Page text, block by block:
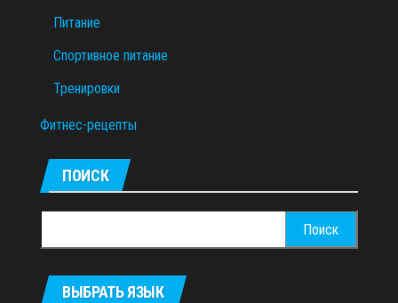
Питание
Спортивное питание
Тренировки
Фитнес-рецепты
ПОИСК
ВЫБРАТЬ ЯЗЫК